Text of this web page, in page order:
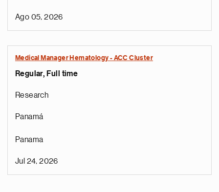
Ago 05, 2026
Medical Manager Hematology - ACC Cluster
Regular, Full time
Research
Panamá
Panama
Jul 24, 2026